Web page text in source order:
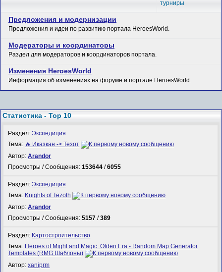
турниры
Предложения и модернизации
Предложения и идеи по развитию портала HeroesWorld.
Модераторы и координаторы
Раздел для модераторов и координаторов портала.
Изменения HeroesWorld
Информация об изменениях на форуме и портале HeroesWorld.
Статистика - Top 10
Раздел:Экспедиция
Тема: 🔥 Иказкан -> Тезот
Автор:Arandor
Просмотры / Сообщения:153644 /6055
Раздел:Экспедиция
Тема: Knights of Tezoth
Автор:Arandor
Просмотры / Сообщения:5157 /389
Раздел: Картостроительство
Тема: Heroes of Might and Magic: Olden Era - Random Map Generator
Templates (RMG Шаблоны)
Автор:xaniprm